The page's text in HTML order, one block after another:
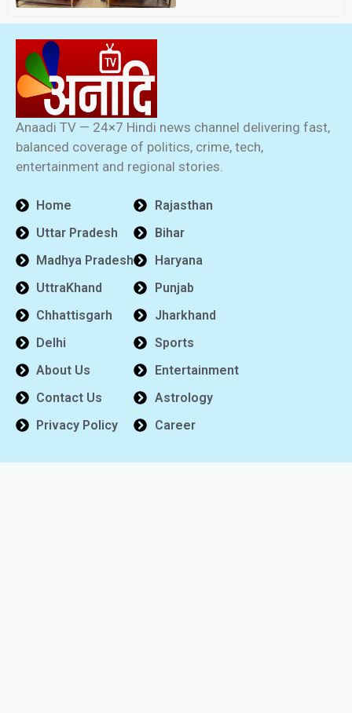
Anaadi TV — 24×7 Hindi news channel delivering fast,
balanced coverage of politics, crime, tech,
entertainment and regional stories.
Home
Uttar Pradesh
Madhya Pradesh
UttraKhand
Chhattisgarh
Delhi
About Us
Contact Us
Privacy Policy
Rajasthan
Bihar
Haryana
Punjab
Jharkhand
Sports
Entertainment
Astrology
Career